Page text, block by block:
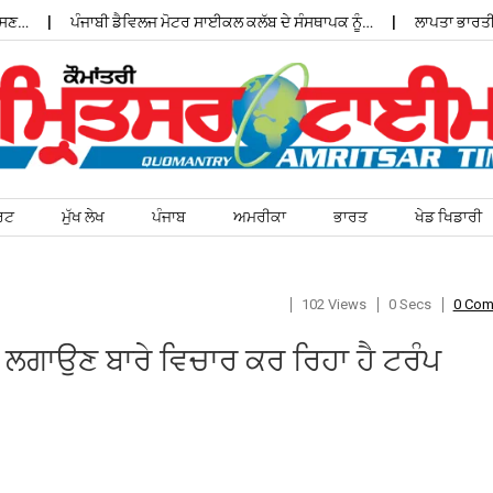
ਪੰਜਾਬੀ ਡੈਵਿਲਜ ਮੋਟਰ ਸਾਈਕਲ ਕਲੱਬ ਦੇ ਸੰਸਥਾਪਕ ਨੂੰ… ਲਾਪਤਾ ਭਾਰਤੀ
ਮੁੱਖ ਲੇਖ ਪੰਜਾਬ ਅਮਰੀਕਾ ਭਾਰਤ ਖੇਡ ਖਿਡਾਰੀ
102 Views 0 Secs 0
ਬਾਰੇ ਵਿਚਾਰ ਕਰ ਰਿਹਾ ਹੈ ਟਰੰਪ